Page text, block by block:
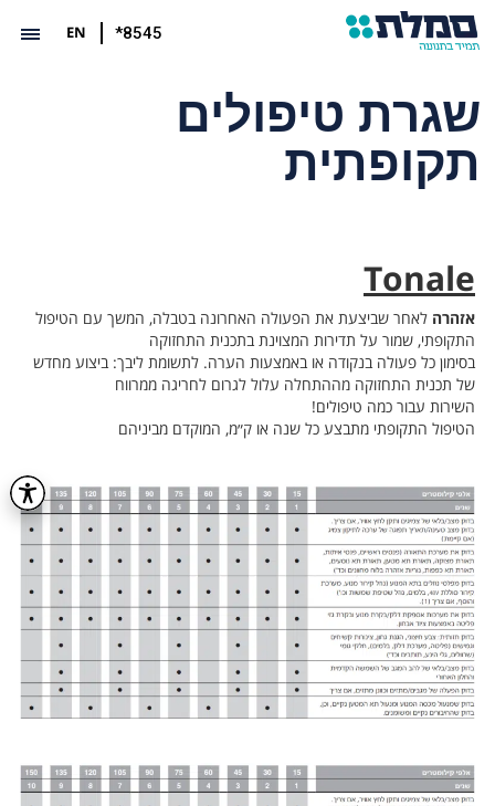
*8545
EN
שגרת טיפולים
תקופתית
Tonale
אזהרה לאחר שביצעת את הפעולה האחרונה בטבלה, המשך עם הטיפול
התקופתי, שמור על תדירות המצוינת בתכנית התחזוקה
בסימון כל פעולה בנקודה או באמצעות הערה. לתשומת ליבך: ביצוע מחדש
של תכנית התחזוקה מההתחלה עלול לגרום לחריגה ממרווח
השירות עבור כמה טיפולים!
הטיפול התקופתי מתבצע כל שנה או ק״מ, המוקדם מביניהם